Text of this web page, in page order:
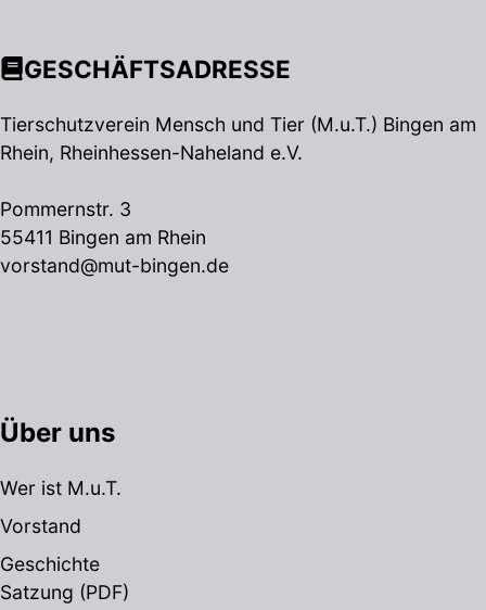
GESCHÄFTSADRESSE
Tierschutzverein Mensch und Tier (M.u.T.) Bingen am
Rhein, Rheinhessen-Naheland e.V.
Pommernstr. 3
55411 Bingen am Rhein
vorstand@mut-bingen.de
Über uns
Wer ist M.u.T.
Vorstand
Geschichte
Satzung (PDF)